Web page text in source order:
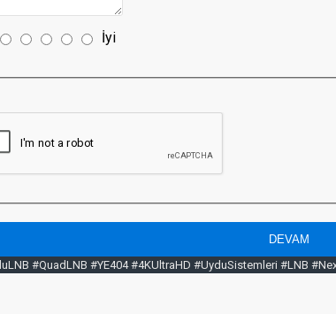
İyi
DEVAM
#QuadLNB #YE404 #4KUltraHD #UyduSistemleri #LNB